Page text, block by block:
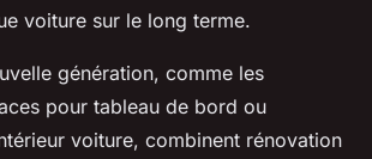
voiture sur le long terme.
génération, comme les
pour tableau de bord ou
voiture, combinent rénovation